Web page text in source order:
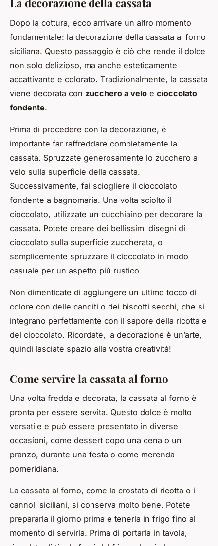
Dopo la cottura, ecco arrivare un altro momento
fondamentale: la decorazione della cassata al forno
siciliana. Questo passaggio è ciò che rende il dolce
non solo delizioso, ma anche esteticamente
accattivante e colorato. Tradizionalmente, la cassata
viene decorata con zucchero a velo e cioccolato
fondente.
Prima di procedere con la decorazione, è
importante far raffreddare completamente la
cassata. Spruzzate generosamente lo zucchero a
velo sulla superficie della cassata.
Successivamente, fai sciogliere il cioccolato
fondente a bagnomaria. Una volta sciolto il
cioccolato, utilizzate un cucchiaino per decorare la
cassata. Potete creare dei bellissimi disegni di
cioccolato sulla superficie zuccherata, o
semplicemente spruzzare il cioccolato in modo
casuale per un aspetto più rustico.
Non dimenticate di aggiungere un ultimo tocco di
colore con delle canditi o dei biscotti secchi, che si
integrano perfettamente con il sapore della ricotta e
del cioccolato. Ricordate, la decorazione è un’arte,
quindi lasciate spazio alla vostra creatività!
Come servire la cassata al forno
Una volta fredda e decorata, la cassata al forno è
pronta per essere servita. Questo dolce è molto
versatile e può essere presentato in diverse
occasioni, come dessert dopo una cena o un
pranzo, durante una festa o come merenda
pomeridiana.
La cassata al forno, come la crostata di ricotta o i
cannoli siciliani, si conserva molto bene. Potete
prepararla il giorno prima e tenerla in frigo fino al
momento di servirla. Prima di portarla in tavola,